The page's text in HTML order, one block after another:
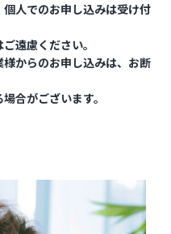
人でのお申し込みは受け付
遠慮ください。
からのお申し込みは、お断
合がございます。